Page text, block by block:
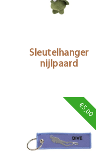
Sleutelhanger
nijlpaard
€5,00